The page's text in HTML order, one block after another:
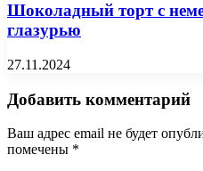
Шоколадный торт с
глазурью
27.11.2024
Добавить комментарий
Ваш адрес email не будет
помечены *